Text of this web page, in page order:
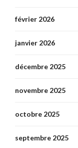
février 2026
janvier 2026
décembre 2025
novembre 2025
octobre 2025
septembre 2025